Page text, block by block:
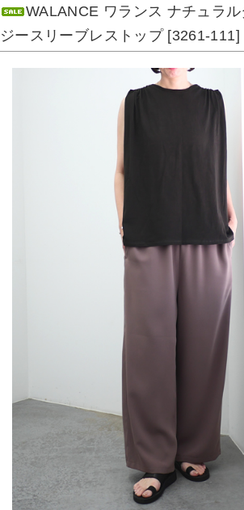
WALANCE ワランス ナチュラ
ジースリーブレストップ [3261-111]